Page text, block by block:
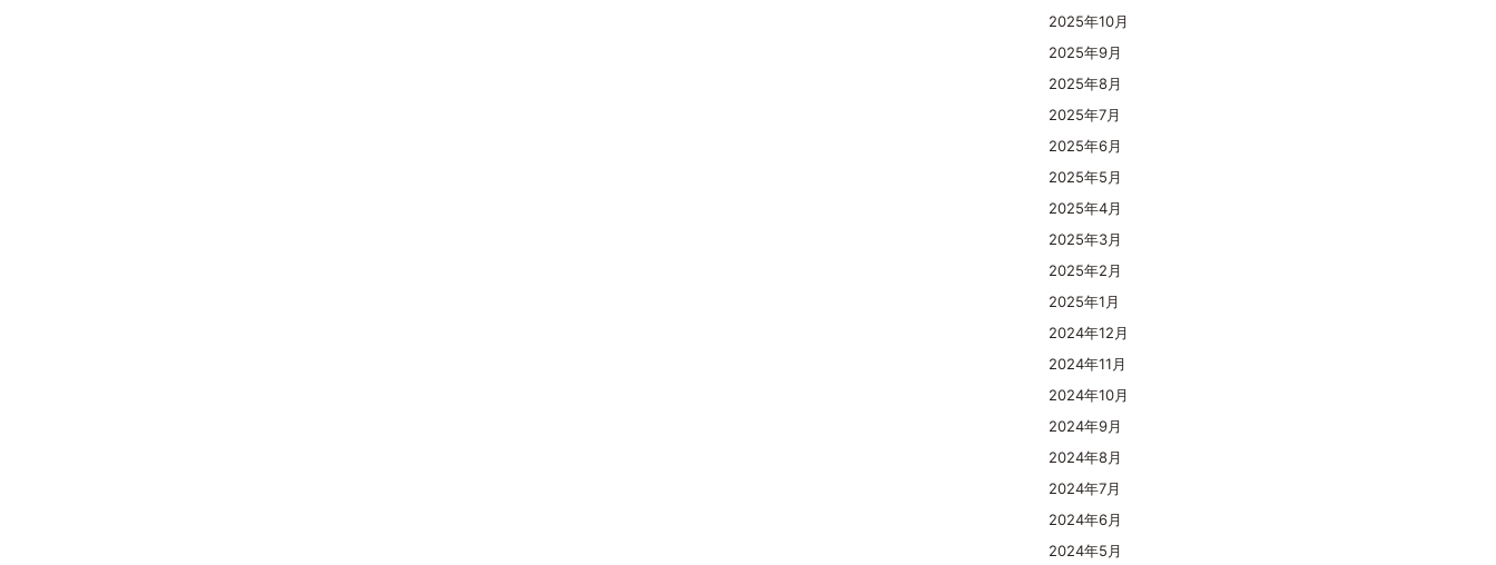
2025年10月
2025年9月
2025年8月
2025年7月
2025年6月
2025年5月
2025年4月
2025年3月
2025年2月
2025年1月
2024年12月
2024年11月
2024年10月
2024年9月
2024年8月
2024年7月
2024年6月
2024年5月